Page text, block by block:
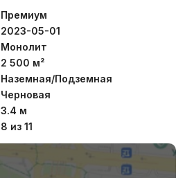
Премиум
2023-05-01
Монолит
2 500 м²
Наземная/Подземная
Черновая
3.4 м
8 из 11